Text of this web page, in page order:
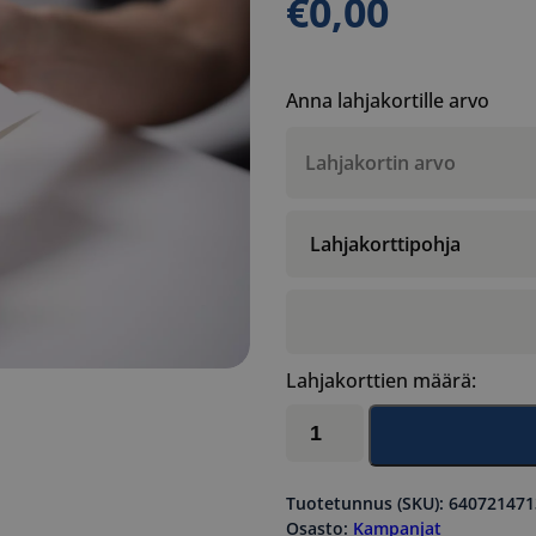
€0,00
Anna lahjakortille arvo
Lahjakorttien määrä:
Lahjakortti
summalle
määrä
Tuotetunnus (SKU):
Osasto: Kampanjat